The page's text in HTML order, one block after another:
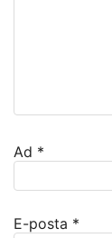
Ad *
E-posta *